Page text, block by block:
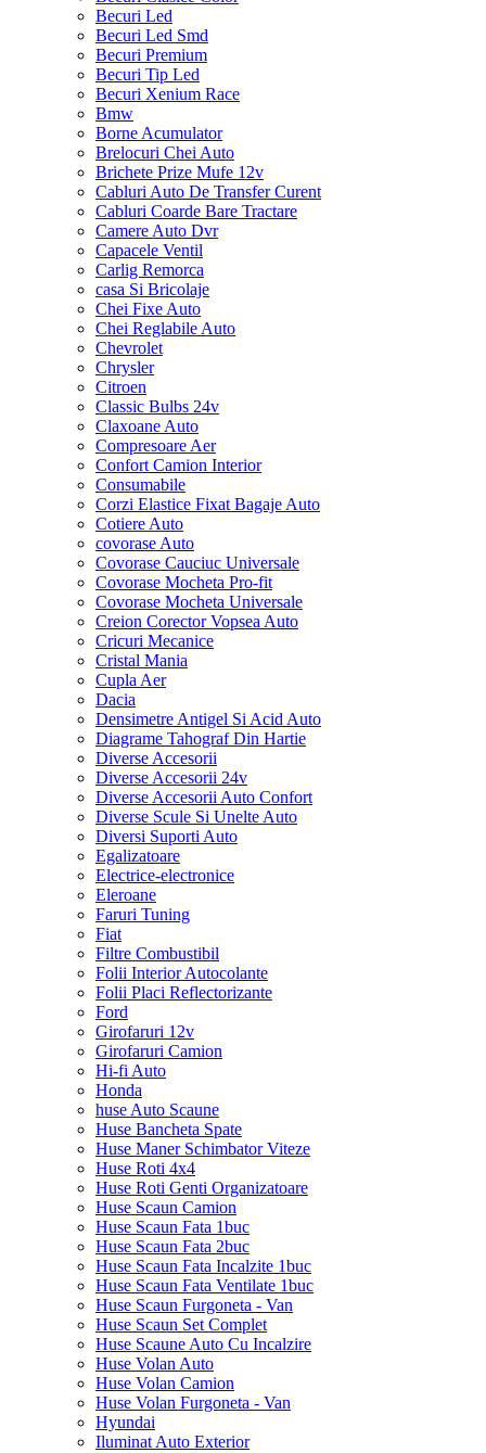
Becuri Led
Becuri Led Smd
Becuri Premium
Becuri Tip Led
Becuri Xenium Race
Bmw
Borne Acumulator
Brelocuri Chei Auto
Brichete Prize Mufe 12v
Cabluri Auto De Transfer Curent
Cabluri Coarde Bare Tractare
Camere Auto Dvr
Capacele Ventil
Carlig Remorca
casa Si Bricolaje
Chei Fixe Auto
Chei Reglabile Auto
Chevrolet
Chrysler
Citroen
Classic Bulbs 24v
Claxoane Auto
Compresoare Aer
Confort Camion Interior
Consumabile
Corzi Elastice Fixat Bagaje Auto
Cotiere Auto
covorase Auto
Covorase Cauciuc Universale
Covorase Mocheta Pro-fit
Covorase Mocheta Universale
Creion Corector Vopsea Auto
Cricuri Mecanice
Cristal Mania
Cupla Aer
Dacia
Densimetre Antigel Si Acid Auto
Diagrame Tahograf Din Hartie
Diverse Accesorii
Diverse Accesorii 24v
Diverse Accesorii Auto Confort
Diverse Scule Si Unelte Auto
Diversi Suporti Auto
Egalizatoare
Electrice-electronice
Eleroane
Faruri Tuning
Fiat
Filtre Combustibil
Folii Interior Autocolante
Folii Placi Reflectorizante
Ford
Girofaruri 12v
Girofaruri Camion
Hi-fi Auto
Honda
huse Auto Scaune
Huse Bancheta Spate
Huse Maner Schimbator Viteze
Huse Roti 4x4
Huse Roti Genti Organizatoare
Huse Scaun Camion
Huse Scaun Fata 1buc
Huse Scaun Fata 2buc
Huse Scaun Fata Incalzite 1buc
Huse Scaun Fata Ventilate 1buc
Huse Scaun Furgoneta - Van
Huse Scaun Set Complet
Huse Scaune Auto Cu Incalzire
Huse Volan Auto
Huse Volan Camion
Huse Volan Furgoneta - Van
Hyundai
Iluminat Auto Exterior